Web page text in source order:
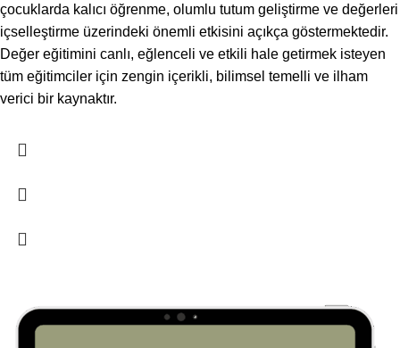
çocuklarda kalıcı öğrenme, olumlu tutum geliştirme ve değerleri
içselleştirme üzerindeki önemli etkisini açıkça göstermektedir.
Değer eğitimini canlı, eğlenceli ve etkili hale getirmek isteyen
tüm eğitimciler için zengin içerikli, bilimsel temelli ve ilham
verici bir kaynaktır.